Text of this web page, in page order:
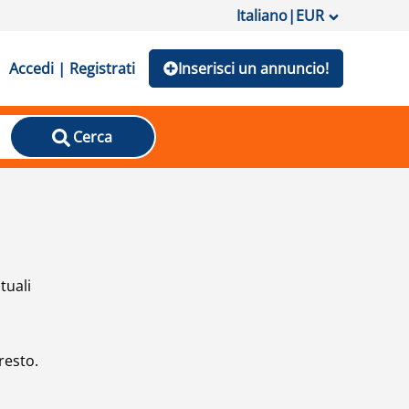
Italiano|EUR
Accedi | Registrati Inserisci un annuncio!
Cerca